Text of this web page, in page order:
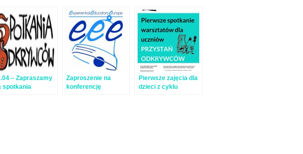
– Zapraszamy
spotkania
Zaproszenie na
konferencję
Pierwsze zajęcia dla
dzieci z cyklu